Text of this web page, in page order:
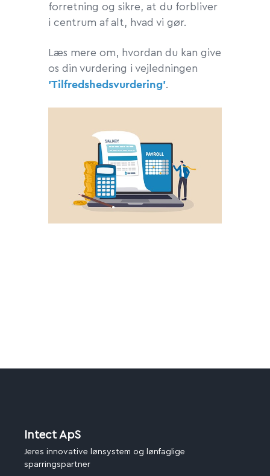
forretning og sikre, at du forbliver
i centrum af alt, hvad vi gør.
Læs mere om, hvordan du kan give
os din vurdering i vejledningen
'Tilfredshedsvurdering'.
Intect ApS
Jeres innovative lønsystem og lønfaglige
sparringspartner